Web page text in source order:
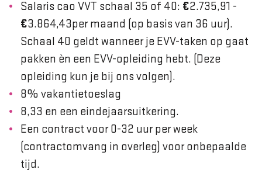
Salaris cao VVT schaal 35 of 40: €2.735,91 -
€3.864,43per maand (op basis van 36 uur).
Schaal 40 geldt wanneer je EVV-taken op gaat
pakken èn een EVV-opleiding hebt. (Deze
opleiding kun je bij ons volgen).
8% vakantietoeslag
8,33 en een eindejaarsuitkering.
Een contract voor 0-32 uur per week
(contractomvang in overleg) voor onbepaalde
tijd.